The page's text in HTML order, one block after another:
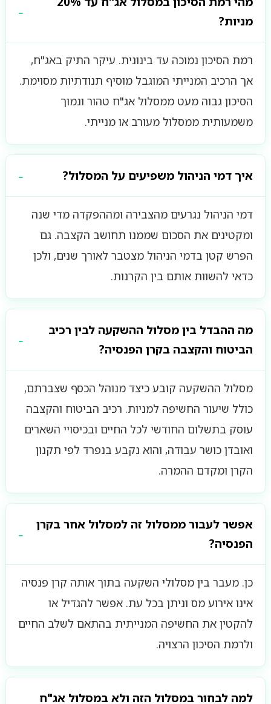
מניות?
רמת הסיכון נמוכה עד בינונית. עיקר התיק באג"ח,
אך הרכיב המנייתי המוגבל מוסיף תנודתיות מסוימת.
הסיכון גבוה מעט ממסלול אג"ח טהור ונמוך
משמעותית ממסלול מעורב או מנייתי.
איך דמי הניהול משפיעים על המסלול?
דמי הניהול נגרעים מהצבירה ומההפקדה מדי שנה
ומקטינים את הסכום שממנו תחושב הקצבה. גם
הפרש קטן בדמי הניהול מצטבר לאורך שנים, ולכן
כדאי להשוות אותם בין הקרנות.
מה ההבדל בין מסלול ההשקעה לבין רכיב
הביטוח והקצבה בקרן הפנסיה?
מסלול ההשקעה קובע כיצד מנוהל הכסף שצברתם,
כולל שיעור החשיפה למניות. רכיב הביטוח והקצבה
עוסק בתשלום החודשי לכל החיים ובכיסויי השארים
ואובדן כושר עבודה, והוא נקבע בנפרד לפי תקנון
הקרן ומקדם ההמרה.
אפשר לעבור ממסלול זה למסלול אחר בקרן
הפנסיה?
כן. מעבר בין מסלולי השקעה בתוך אותה קרן פנסיה
אינו אירוע מס וניתן בכל עת. אפשר להגדיל או
להקטין את החשיפה המנייתית בהתאם לשלב החיים
ולרמת הסיכון הרצויה.
למה לבחור במסלול הזה ולא במסלול אג"ח